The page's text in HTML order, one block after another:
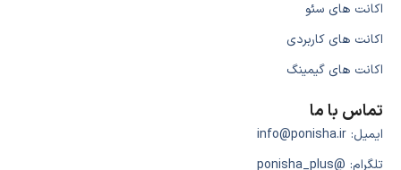
اکانت های سئو
اکانت های کاربردی
اکانت های گیمینگ
تماس با ما
ایمیل: info@ponisha.ir
تلگرام: @ponisha_plus